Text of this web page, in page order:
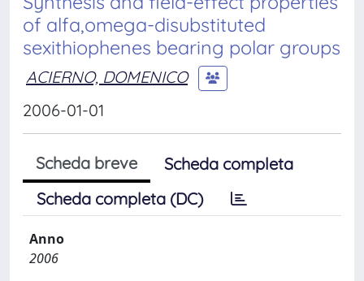
of alfa,omega-disubstituted
sexithiophenes bearing polar groups
ACIERNO, DOMENICO
2006-01-01
Scheda breve
Scheda completa
Scheda completa (DC)
Anno
2006